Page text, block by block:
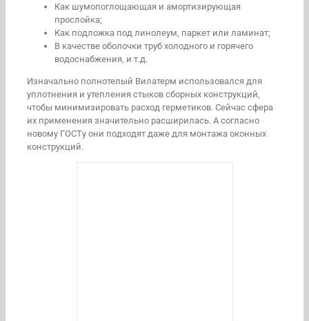
Как шумопоглощающая и амортизирующая
прослойка;
Как подложка под линолеум, паркет или ламинат;
В качестве оболочки труб холодного и горячего
водоснабжения, и т.д.
Изначально полнотелый Вилатерм использовался для
уплотнения и утепления стыков сборных конструкций,
чтобы минимизировать расход герметиков. Сейчас сфера
их применения значительно расширилась. А согласно
новому ГОСТу они подходят даже для монтажа оконных
конструкций.